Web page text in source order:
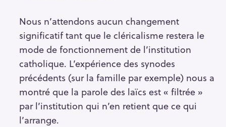
Nous n’attendons aucun changement
significatif tant que le cléricalisme restera le
mode de fonctionnement de l’institution
catholique. L’expérience des synodes
précédents (sur la famille par exemple) nous a
montré que la parole des laïcs est « filtrée »
par l’institution qui n’en retient que ce qui
l’arrange.